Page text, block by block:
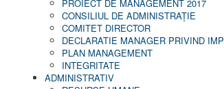
PROIECT DE MANAGEMENT 2017
CONSILIUL DE ADMINISTRAŢIE
COMITET DIRECTOR
DECLARATIE MANAGER PRIVIND
PLAN MANAGEMENT
INTEGRITATE
ADMINISTRATIV